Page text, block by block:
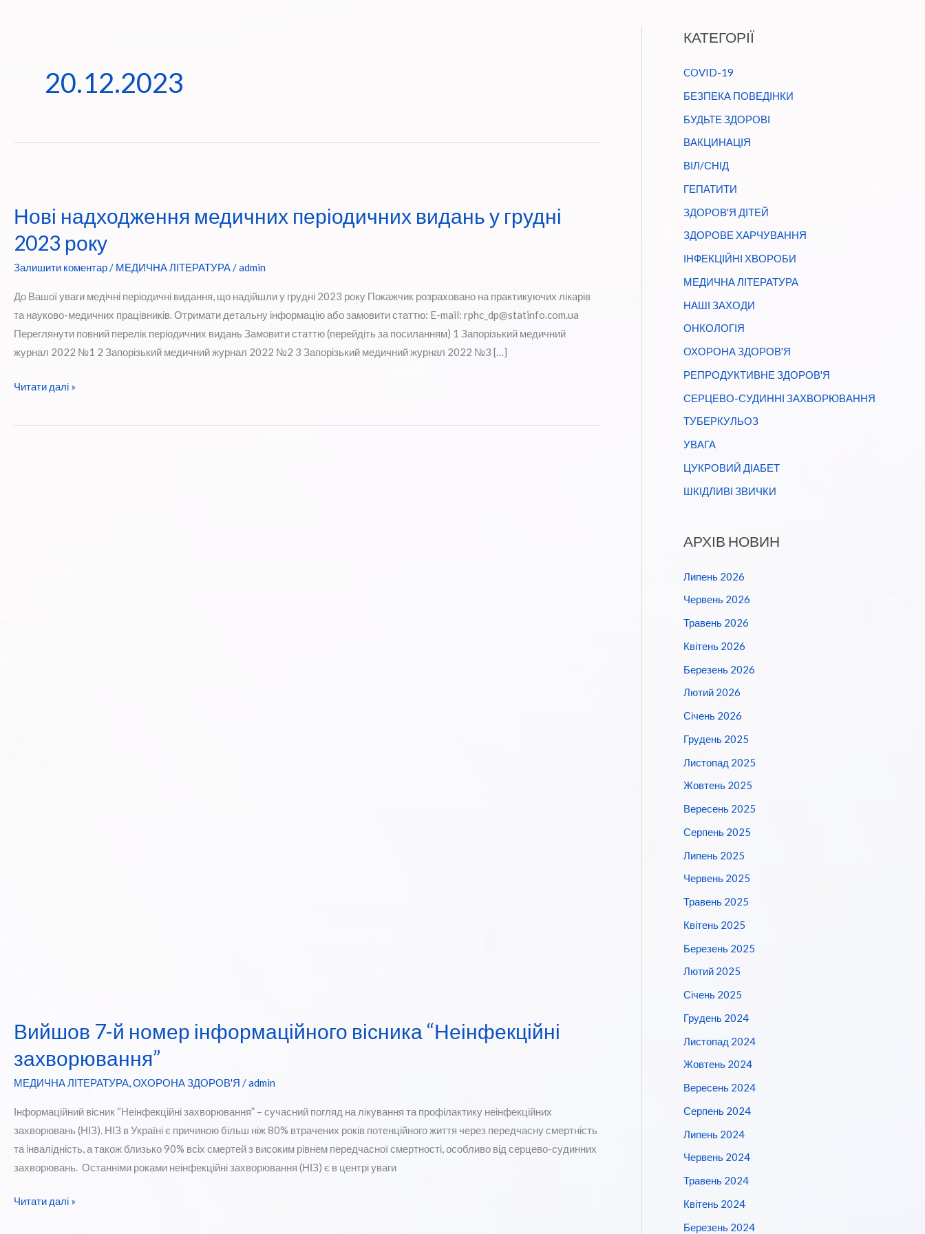
20.12.2023
Нові надходження медичних періодичних видань у грудні
2023 року
Залишити коментар/ МЕДИЧНА ЛІТЕРАТУРА/admin
До Вашої уваги медічні періодичні видання, що надійшли у грудні 2023 року Покажчик розраховано на практикуючих лікарів
та науково-медичних працівників. Отримати детальну інформацію або замовити статтю: E-mail: rphc_dp@statinfo.com.ua
Переглянути повний перелік періодичних видань Замовити статтю (перейдіть за посиланням) 1 Запорізький медичний
журнал 2022 №1 2 Запорізький медичний журнал 2022 №2 3 Запорізький медичний журнал 2022 №3 […]
Нові
медичних
Читати далі »
Вийшов 7-й номер інформаційного вісника “Неінфекційні
захворювання”
МЕДИЧНА ЛІТЕРАТУРА ОХОРОНА ЗДОРОВ'Я /admin
Інформаційний вісник “Неінфекційні захворювання” – сучасний погляд на лікування та профілактику неінфекційних
захворювань (НІЗ). НІЗ в Україні є причиною більш ніж 80% втрачених років потенційного життя через передчасну смертність
та інвалідність, а також близько 90% всіх смертей з високим рівнем передчасної смертності, особливо від серцево-судинних
захворювань. Останніми роками неінфекційні захворювання (НІЗ) є в центрі уваги
Вийшов
Читати далі »
КАТЕГОРІЇ
COVID-19
БЕЗПЕКА ПОВЕДІНКИ
БУДЬТЕ ЗДОРОВІ
ВАКЦИНАЦІЯ
ВІЛ/СНІД
ГЕПАТИТИ
ЗДОРОВ'Я ДІТЕЙ
ЗДОРОВЕ ХАРЧУВАННЯ
ІНФЕКЦІЙНІ ХВОРОБИ
МЕДИЧНА ЛІТЕРАТУРА
НАШІ ЗАХОДИ
ОНКОЛОГІЯ
ОХОРОНА ЗДОРОВ'Я
РЕПРОДУКТИВНЕ ЗДОРОВ'Я
СЕРЦЕВО-СУДИННІ ЗАХВОРЮВАННЯ
ТУБЕРКУЛЬОЗ
УВАГА
ЦУКРОВИЙ ДІАБЕТ
ШКІДЛИВІ ЗВИЧКИ
АРХІВ НОВИН
Липень 2026
Червень 2026
Травень 2026
Квітень 2026
Березень 2026
Лютий 2026
Січень 2026
Грудень 2025
Листопад 2025
Жовтень 2025
Вересень 2025
Серпень 2025
Липень 2025
Червень 2025
Травень 2025
Квітень 2025
Березень 2025
Лютий 2025
Січень 2025
Грудень 2024
Листопад 2024
Жовтень 2024
Вересень 2024
Серпень 2024
Липень 2024
Червень 2024
Травень 2024
Квітень 2024
Березень 2024